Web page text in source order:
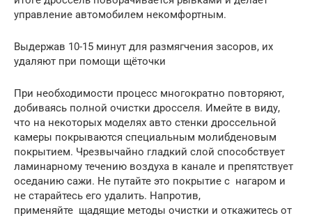
управление автомобилем некомфортным.
Выдержав 10-15 минут для размягчения засоров, их
удаляют при помощи щёточки
При необходимости процесс многократно повторяют,
добиваясь полной очистки дросселя. Имейте в виду,
что на некоторых моделях авто стенки дроссельной
камеры покрываются специальным молибденовым
покрытием. Чрезвычайно гладкий слой способствует
ламинарному течению воздуха в канале и препятствует
оседанию сажи. Не путайте это покрытие с нагаром и
не старайтесь его удалить. Напротив,
применяйте щадящие методы очистки и откажитесь от